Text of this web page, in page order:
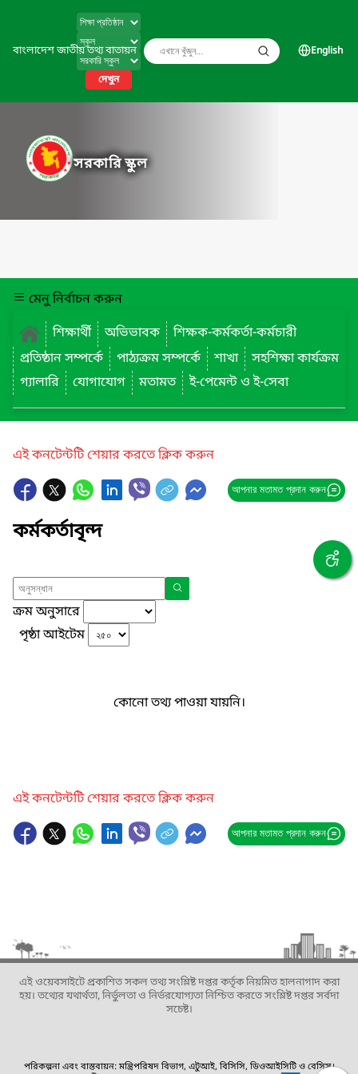
বাংলাদেশ জাতীয় তথ্য বাতায়ন
দেখুন
English
সরকারি স্কুল
মেনু নির্বাচন করুন
শিক্ষার্থী
অভিভাবক
শিক্ষক-কর্মকর্তা-কর্মচারী
প্রতিষ্ঠান সম্পর্কে
পাঠ্যক্রম সম্পর্কে শাখা
সহশিক্ষা কার্যক্রম
গ্যালারি
যোগাযোগ মতামত ই-পেমেন্ট ও ই-সেবা
এই কনটেন্টটি শেয়ার করতে ক্লিক করুন
আপনার মতামত প্রদান করুন
কর্মকর্তাবৃন্দ
ক্রম অনুসারে
পৃষ্ঠা আইটেম
কোনো তথ্য পাওয়া যায়নি।
এই কনটেন্টটি শেয়ার করতে ক্লিক করুন
আপনার মতামত প্রদান করুন
এই ওয়েবসাইটে প্রকাশিত সকল তথ্য সংশ্লিষ্ট দপ্তর কর্তৃক নিয়মিত হালনাগাদ করা
হয়। তথ্যের যথার্থতা, নির্ভুলতা ও নির্ভরযোগ্যতা নিশ্চিত করতে সংশ্লিষ্ট দপ্তর সর্বদা
সচেষ্ট।
পরিকল্পনা এবং বাস্তবায়ন: মন্ত্রিপরিষদ বিভাগ, এটুআই, বিসিসি, ডিওআইসিটি ও বেসিস।